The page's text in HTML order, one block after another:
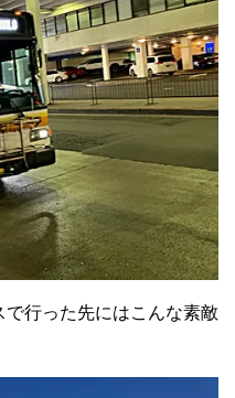
で行った先にはこんな素敵